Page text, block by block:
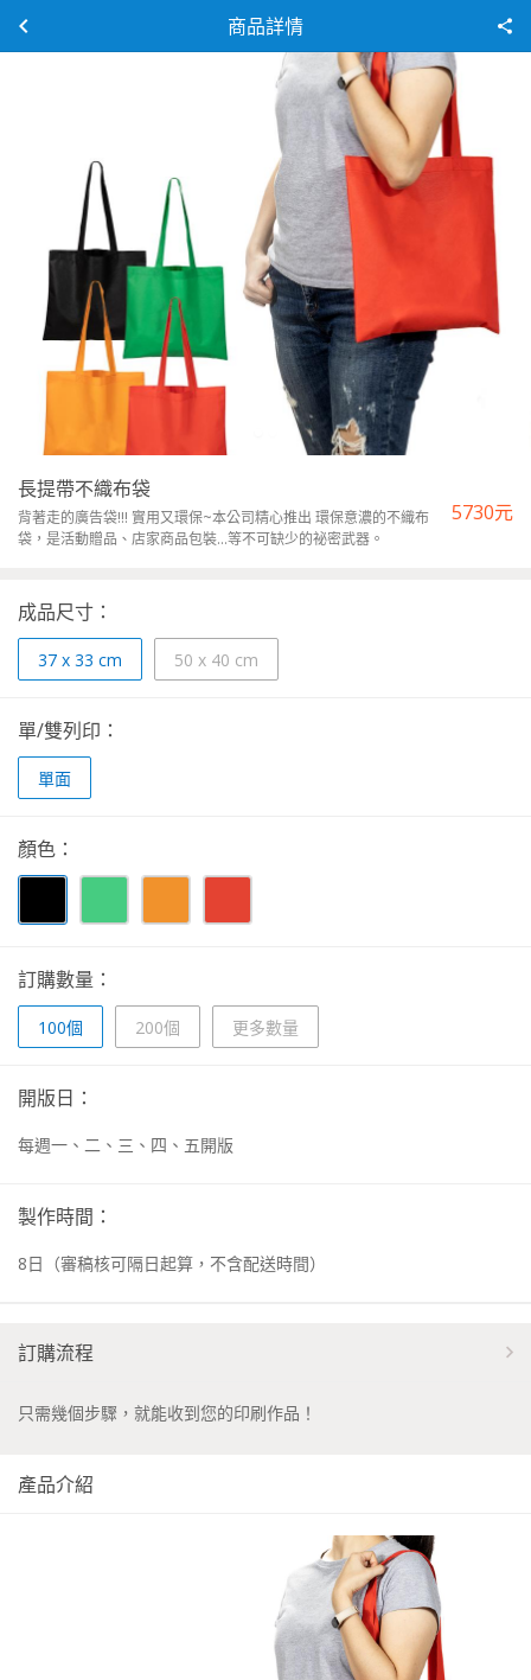
商品詳情
長提帶不織布袋
背著走的廣告袋!!! 實用又環保~本公司精心推出 環保意濃的不織布
袋，是活動贈品、店家商品包裝...等不可缺少的祕密武器。
5730元
成品尺寸：
37 x 33 cm 50 x 40 cm
單/雙列印：
單面
顏色：
訂購數量：
100個 200個 更多數量
開版日：
每週一、二、三、四、五開版
製作時間：
8日 （審稿核可隔日起算，不含配送時間）
訂購流程
只需幾個步驟，就能收到您的印刷作品！
產品介紹